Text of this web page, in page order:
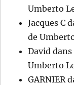
Umberto
Jacques C
de
David dans
Umberto
GARNIER